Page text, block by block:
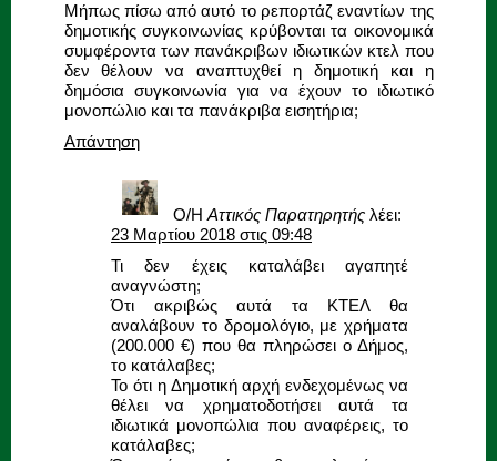
Μήπως πίσω από αυτό το ρεπορτάζ εναντίων της
δημοτικής συγκοινωνίας κρύβονται τα οικονομικά
συμφέροντα των πανάκριβων ιδιωτικών κτελ που
δεν θέλουν να αναπτυχθεί η δημοτική και η
δημόσια συγκοινωνία για να έχουν το ιδιωτικό
μονοπώλιο και τα πανάκριβα εισητήρια;
Απάντηση
Ο/Η Αττικός Παρατηρητής λέει:
23 Μαρτίου 2018 στις 09:48
Τι δεν έχεις καταλάβει αγαπητέ
αναγνώστη;
Ότι ακριβώς αυτά τα ΚΤΕΛ θα
αναλάβουν το δρομολόγιο, με χρήματα
(200.000 €) που θα πληρώσει ο Δήμος,
το κατάλαβες;
Το ότι η Δημοτική αρχή ενδεχομένως να
θέλει να χρηματοδοτήσει αυτά τα
ιδιωτικά μονοπώλια που αναφέρεις, το
κατάλαβες;